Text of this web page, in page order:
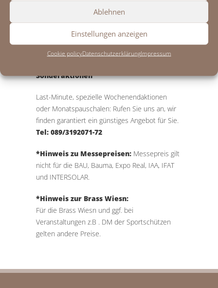
Ablehnen
Einstellungen anzeigen
Cookie policyDatenschutzerklärungImpressum
3-Bett-Zimmer
Einbettzimmer (klein) 127,00 Euro
Sonderaktionen
Last-Minute, spezielle Wochenendaktionen
oder Monatspauschalen: Rufen Sie uns an, wir
finden garantiert ein günstiges Angebot für Sie.
Tel: 089/3192071-72
*Hinweis zu Messepreisen: Messepreis gilt
nicht für die BAU, Bauma, Expo Real, IAA, IFAT
und INTERSOLAR.
*Hinweis zur Brass Wiesn:
Für die Brass Wiesn und ggf. bei
Veranstaltungen z.B . DM der Sportschützen
gelten andere Preise.